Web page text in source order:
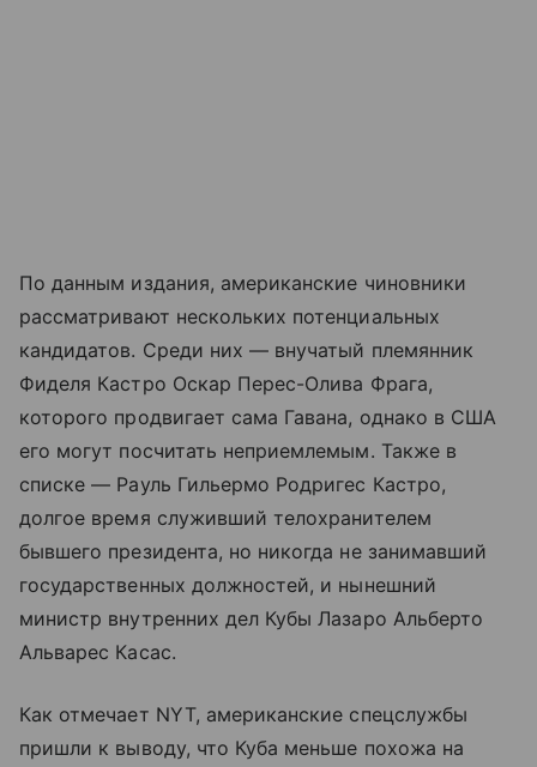
По данным издания, американские чиновники
рассматривают нескольких потенциальных
кандидатов. Среди них — внучатый племянник
Фиделя Кастро Оскар Перес-Олива Фрага,
которого продвигает сама Гавана, однако в США
его могут посчитать неприемлемым. Также в
списке — Рауль Гильермо Родригес Кастро,
долгое время служивший телохранителем
бывшего президента, но никогда не занимавший
государственных должностей, и нынешний
министр внутренних дел Кубы Лазаро Альберто
Альварес Касас.
Как отмечает NYT, американские спецслужбы
пришли к выводу, что Куба меньше похожа на